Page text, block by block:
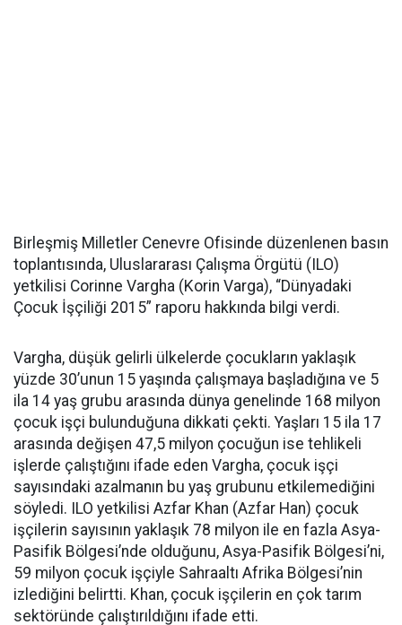
Birleşmiş Milletler Cenevre Ofisinde düzenlenen basın
toplantısında, Uluslararası Çalışma Örgütü (ILO)
yetkilisi Corinne Vargha (Korin Varga), “Dünyadaki
Çocuk İşçiliği 2015” raporu hakkında bilgi verdi.
Vargha, düşük gelirli ülkelerde çocukların yaklaşık
yüzde 30’unun 15 yaşında çalışmaya başladığına ve 5
ila 14 yaş grubu arasında dünya genelinde 168 milyon
çocuk işçi bulunduğuna dikkati çekti. Yaşları 15 ila 17
arasında değişen 47,5 milyon çocuğun ise tehlikeli
işlerde çalıştığını ifade eden Vargha, çocuk işçi
sayısındaki azalmanın bu yaş grubunu etkilemediğini
söyledi. ILO yetkilisi Azfar Khan (Azfar Han) çocuk
işçilerin sayısının yaklaşık 78 milyon ile en fazla Asya-
Pasifik Bölgesi’nde olduğunu, Asya-Pasifik Bölgesi’ni,
59 milyon çocuk işçiyle Sahraaltı Afrika Bölgesi’nin
izlediğini belirtti. Khan, çocuk işçilerin en çok tarım
sektöründe çalıştırıldığını ifade etti.